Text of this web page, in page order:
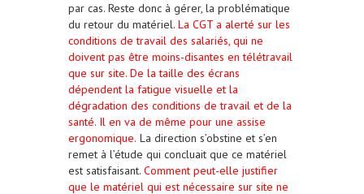
par cas. Reste donc à gérer, la problématique
du retour du matériel. La CGT a alerté sur les
conditions de travail des salariés, qui ne
doivent pas être moins-disantes en télétravail
que sur site. De la taille des écrans
dépendent la fatigue visuelle et la
dégradation des conditions de travail et de la
santé. Il en va de même pour une assise
ergonomique. La direction s’obstine et s’en
remet à l’étude qui concluait que ce matériel
est satisfaisant. Comment peut-elle justifier
que le matériel qui est nécessaire sur site ne